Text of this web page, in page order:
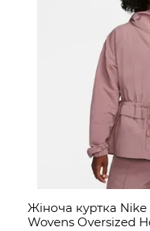
Жіноча куртка
Wovens Oversized